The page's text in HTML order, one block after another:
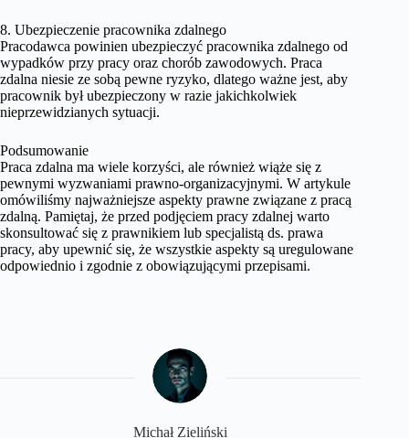
8. Ubezpieczenie pracownika zdalnego
Pracodawca powinien ubezpieczyć pracownika zdalnego od
wypadków przy pracy oraz chorób zawodowych. Praca
zdalna niesie ze sobą pewne ryzyko, dlatego ważne jest, aby
pracownik był ubezpieczony w razie jakichkolwiek
nieprzewidzianych sytuacji.
Podsumowanie
Praca zdalna ma wiele korzyści, ale również wiąże się z
pewnymi wyzwaniami prawno-organizacyjnymi. W artykule
omówiliśmy najważniejsze aspekty prawne związane z pracą
zdalną. Pamiętaj, że przed podjęciem pracy zdalnej warto
skonsultować się z prawnikiem lub specjalistą ds. prawa
pracy, aby upewnić się, że wszystkie aspekty są uregulowane
odpowiednio i zgodnie z obowiązującymi przepisami.
Michał Zieliński